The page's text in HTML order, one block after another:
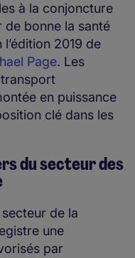
à la conjoncture
bonne la santé
2019 de
Page. Les
en puissance
clé dans les
du secteur des
secteur de la
une
par